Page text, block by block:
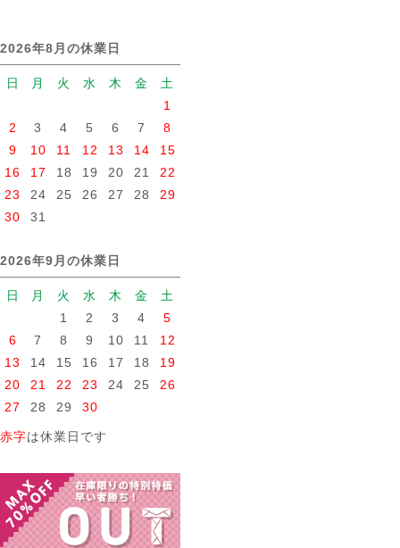
2026年8月の休業日
日 月 火 水 木 金
土
1
2
3 4 5 6 7
8
9
10 11 12 13 14
15
16
17 18 19 20 21
22
23
24 25 26 27 28
29
30
31
2026年9月の休業日
日 月 火 水 木 金
土
1
2 3 4
5
6
7 8 9 10 11
12
13
14 15 16 17 18
19
20
21 22 23 24 25
26
27
28 29 30
赤字は休業日です